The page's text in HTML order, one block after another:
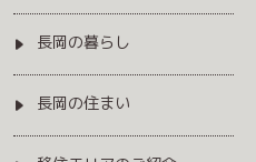
長岡の暮らし
長岡の住まい